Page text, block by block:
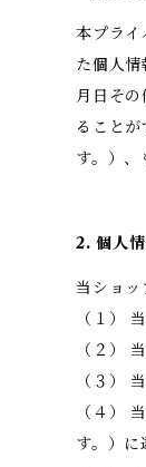
本プラ
た個人
月日そ
ること
す。）、
2. 個人
当ショッ
（１）
（２）
（３）
（４）
す。）